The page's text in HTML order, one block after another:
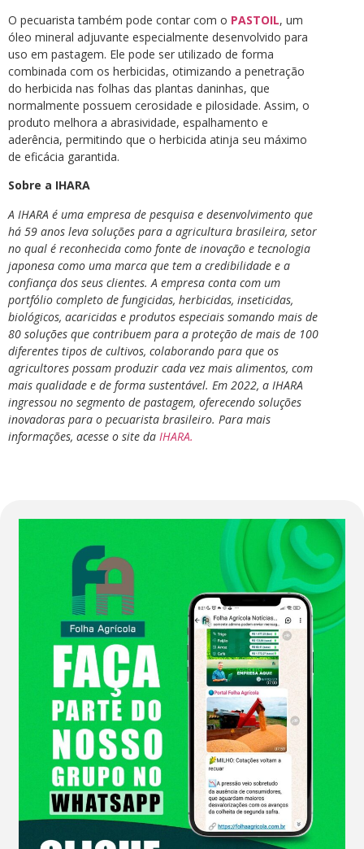
O pecuarista também pode contar com o PASTOIL, um
óleo mineral adjuvante especialmente desenvolvido para
uso em pastagem. Ele pode ser utilizado de forma
combinada com os herbicidas, otimizando a penetração
do herbicida nas folhas das plantas daninhas, que
normalmente possuem cerosidade e pilosidade. Assim, o
produto melhora a abrasividade, espalhamento e
aderência, permitindo que o herbicida atinja seu máximo
de eficácia garantida.
Sobre a IHARA
A IHARA é uma empresa de pesquisa e desenvolvimento que
há 59 anos leva soluções para a agricultura brasileira, setor
no qual é reconhecida como fonte de inovação e tecnologia
japonesa como uma marca que tem a credibilidade e a
confiança dos seus clientes. A empresa conta com um
portfólio completo de fungicidas, herbicidas, inseticidas,
biológicos, acaricidas e produtos especiais somando mais de
80 soluções que contribuem para a proteção de mais de 100
diferentes tipos de cultivos, colaborando para que os
agricultores possam produzir cada vez mais alimentos, com
mais qualidade e de forma sustentável. Em 2022, a IHARA
ingressou no segmento de pastagem, oferecendo soluções
inovadoras para o pecuarista brasileiro. Para mais
informações, acesse o site da IHARA.